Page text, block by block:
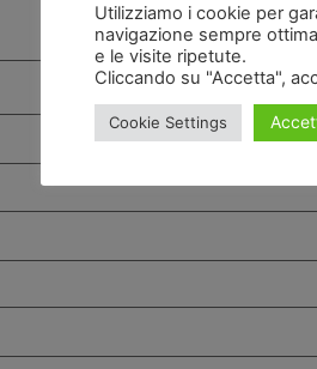
Utilizziamo i cookie per
navigazione sempre
e le visite ripetute.
Cliccando su "Accetta",
Cookie Settings